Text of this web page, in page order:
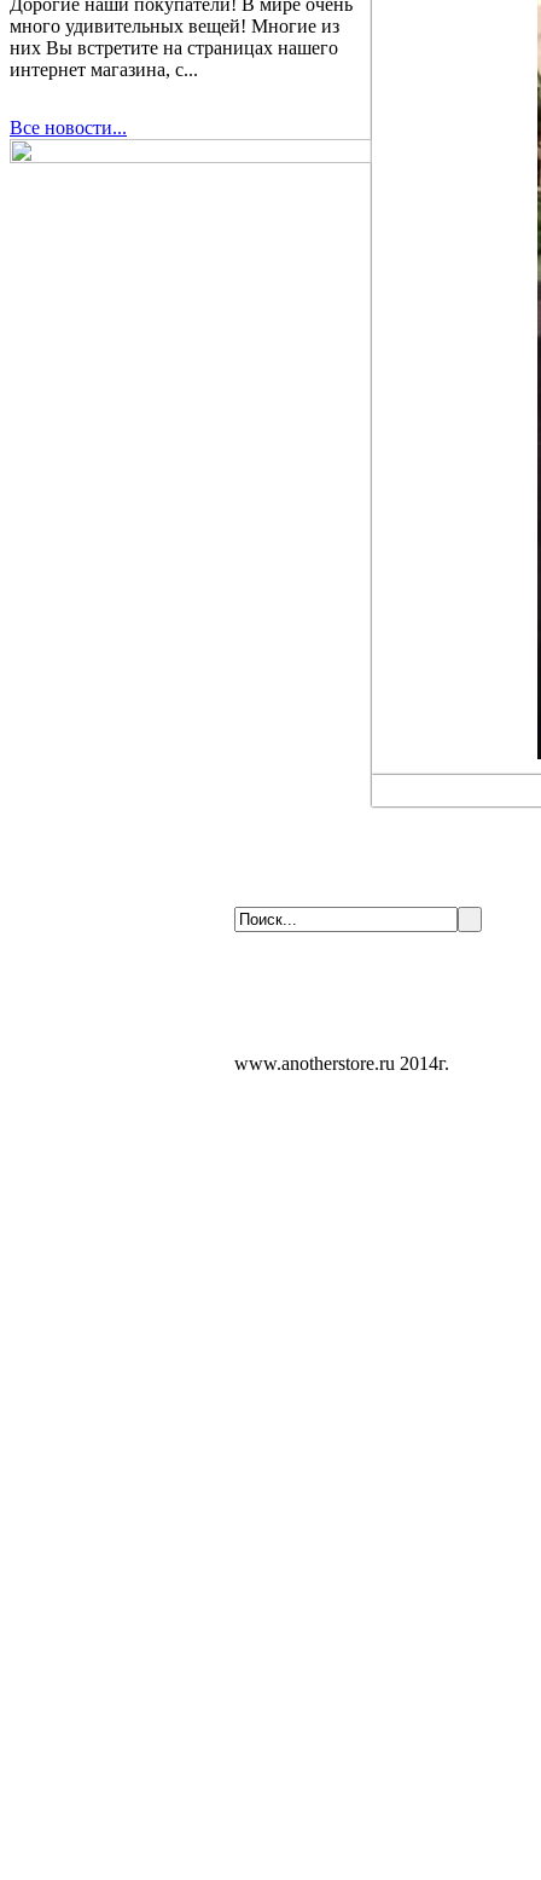
Дорогие наши покупатели! В мире очень
много удивительных вещей! Многие из
них Вы встретите на страницах нашего
интернет магазина, с...
Все новости...
www.anotherstore.ru 2014г.